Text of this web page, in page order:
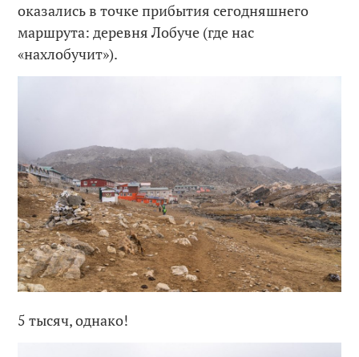
оказались в точке прибытия сегодняшнего
маршрута: деревня Лобуче (где нас
«нахлобучит»).
5 тысяч, однако!